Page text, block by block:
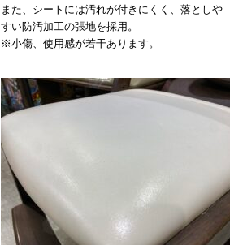
また、シートには汚れが付きにくく、落としや
すい防汚加工の張地を採用。
※小傷、使用感が若干あります。